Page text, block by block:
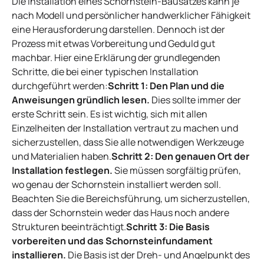
nach Modell und persönlicher handwerklicher Fähigkeit
eine Herausforderung darstellen. Dennoch ist der
Prozess mit etwas Vorbereitung und Geduld gut
machbar. Hier eine Erklärung der grundlegenden
Schritte, die bei einer typischen Installation
durchgeführt werden:Schritt 1: Den Plan und die
Anweisungen gründlich lesen. Dies sollte immer der
erste Schritt sein. Es ist wichtig, sich mit allen
Einzelheiten der Installation vertraut zu machen und
sicherzustellen, dass Sie alle notwendigen Werkzeuge
und Materialien haben.Schritt 2: Den genauen Ort der
Installation festlegen.Sie müssen sorgfältig prüfen,
wo genau der Schornstein installiert werden soll.
Beachten Sie die Bereichsführung, um sicherzustellen,
dass der Schornstein weder das Haus noch andere
Strukturen beeinträchtigt.Schritt 3: Die Basis
vorbereiten und das Schornsteinfundament
installieren. Die Basis ist der Dreh- und Angelpunkt des